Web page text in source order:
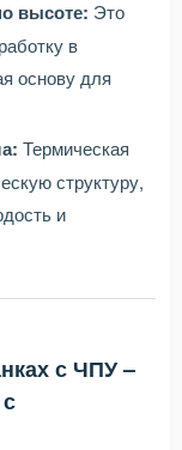
высоте: Это
в
основу для
Термическая
структуру,
и
с ЧПУ –